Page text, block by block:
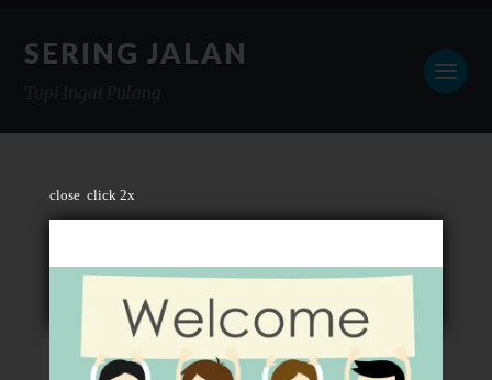
close click 2x
SERING JALAN